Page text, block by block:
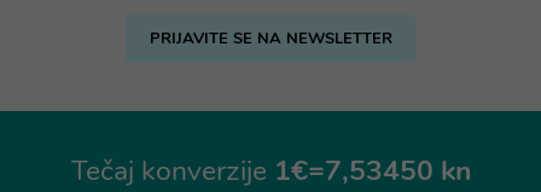
PRIJAVITE SE NA NEWSLETTER
Tečaj konverzije 1€=7,53450 kn